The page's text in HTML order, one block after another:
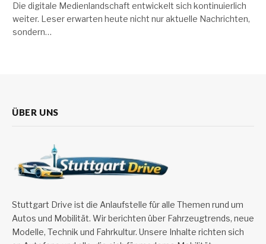
Die digitale Medienlandschaft entwickelt sich kontinuierlich
weiter. Leser erwarten heute nicht nur aktuelle Nachrichten,
sondern…
ÜBER UNS
Stuttgart Drive ist die Anlaufstelle für alle Themen rund um
Autos und Mobilität. Wir berichten über Fahrzeugtrends, neue
Modelle, Technik und Fahrkultur. Unsere Inhalte richten sich